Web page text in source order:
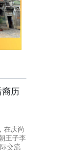
裔历
在庆尚
王子李
交流